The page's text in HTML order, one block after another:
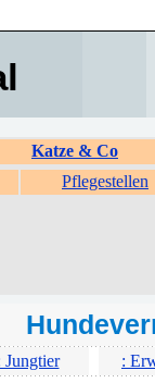
Katze & Co
Pflegestellen
Jungtier :